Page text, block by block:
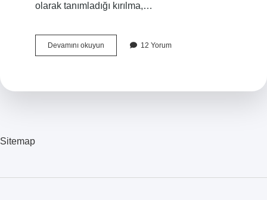
olarak tanımladığı kırılma,…
Devamını okuyunÜstten
Kırılan
12 Yorum
Sitemap